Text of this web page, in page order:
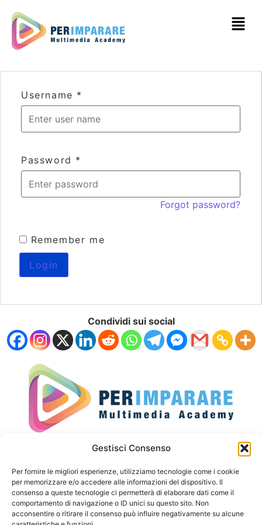
Gestisci Consenso
Per fornire le migliori esperienze, utilizziamo tecnologie come i cookie
per memorizzare e/o accedere alle informazioni del dispositivo. Il
consenso a queste tecnologie ci permetterà di elaborare dati come il
comportamento di navigazione o ID unici su questo sito. Non
acconsentire o ritirare il consenso può influire negativamente su alcune
Username *
Password *
Forgot password?
Remember me
Condividi sui social
Privacy Policy
Cookies